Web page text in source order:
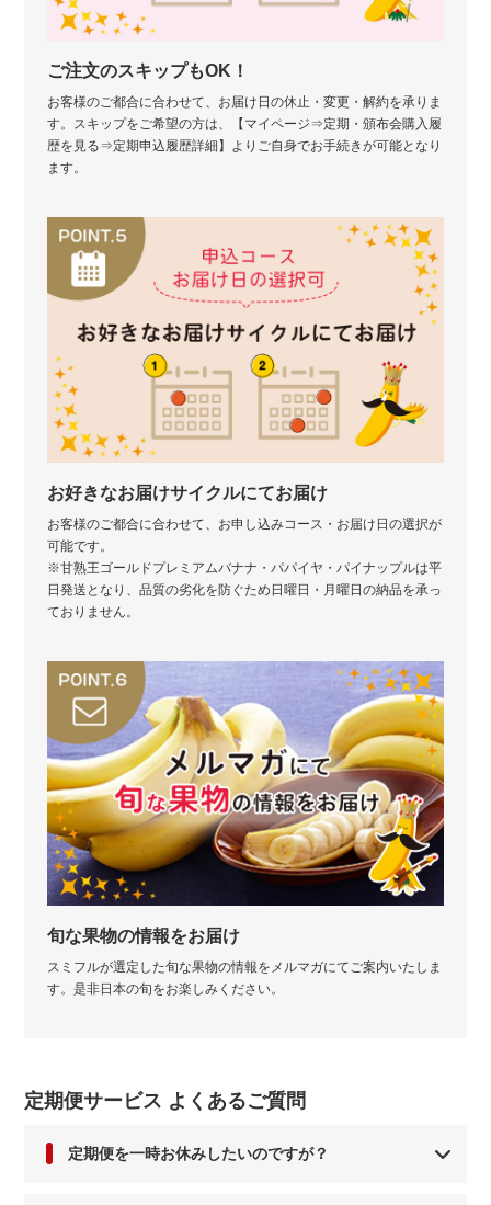
ご注文のスキップもOK！
お客様のご都合に合わせて、お届け日の休止・変更・解約を承りま
す。スキップをご希望の方は、【マイページ⇒定期・頒布会購入履
歴を見る⇒定期申込履歴詳細】よりご自身でお手続きが可能となり
ます。
お好きなお届けサイクルにてお届け
お客様のご都合に合わせて、お申し込みコース・お届け日の選択が
可能です。
※甘熟王ゴールドプレミアムバナナ・パパイヤ・パイナップルは平
日発送となり、品質の劣化を防ぐため日曜日・月曜日の納品を承っ
ておりません。
旬な果物の情報をお届け
スミフルが選定した旬な果物の情報をメルマガにてご案内いたしま
す。是非日本の旬をお楽しみください。
定期便サービス よくあるご質問
定期便を一時お休みしたいのですが？